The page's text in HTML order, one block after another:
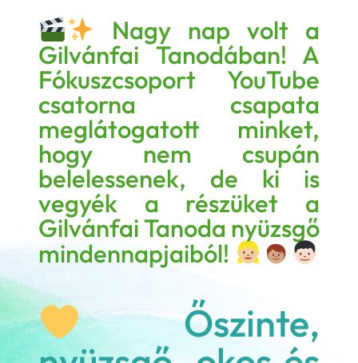
Nagy nap volt a
Gilvánfai Tanodában! A
Fókuszcsoport YouTube
csatorna csapata
meglátogatott minket,
hogy nem csupán
belelessenek, de ki is
vegyék a részüket a
Gilvánfai Tanoda nyüzsgő
mindennapjaiból!
Őszinte,